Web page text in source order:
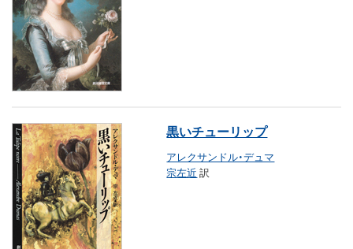
黒いチューリップ
アレクサンドル・デュマ
宗左近 訳